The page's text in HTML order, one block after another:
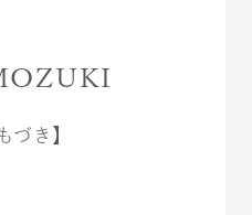
づき】